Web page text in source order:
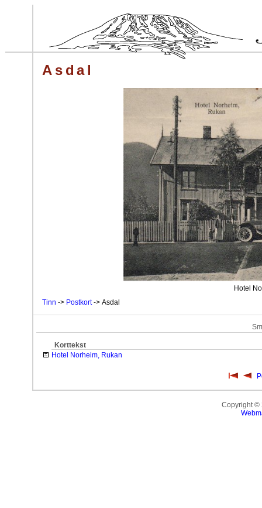
Asdal
Hotel
Tinn -> Postkort-> Asdal
Korttekst
Hotel Norheim, Rukan
Copyright ©